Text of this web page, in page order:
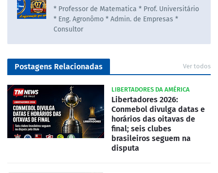
* Professor de Matematica * Prof. Universitário
* Eng. Agronômo * Admin. de Empresas *
Consultor
Postagens Relacionadas Ver todos
LIBERTADORES DA AMÉRICA
Libertadores 2026:
Conmebol divulga datas e
horários das oitavas de
final; seis clubes
brasileiros seguem na
disputa